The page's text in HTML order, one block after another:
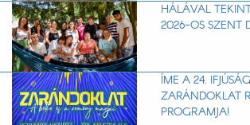
HÁLÁVAL
2026-OS SZENT
ÍME A 24.
ZARÁNDOKLAT
PROGRAMJA!